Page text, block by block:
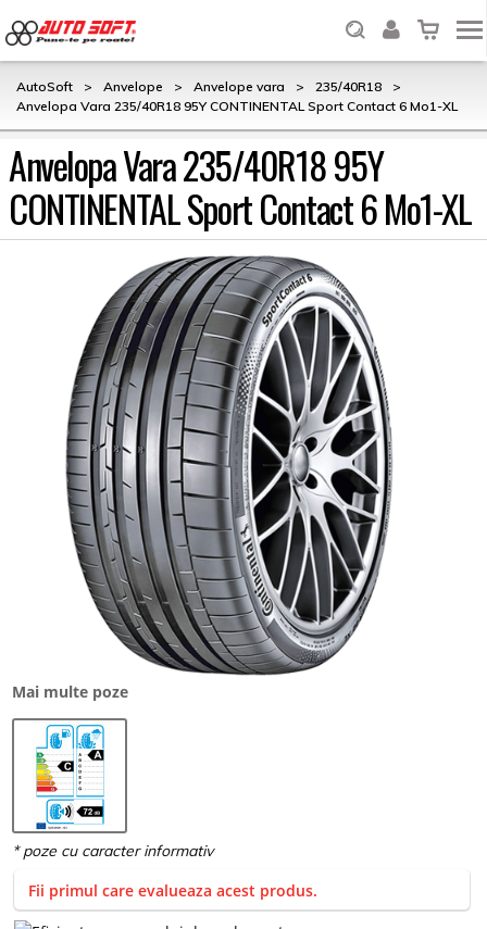
AutoSoft > Anvelope > Anvelope vara > 235/40R18
>
Anvelopa Vara 235/40R18 95Y CONTINENTAL Sport Contact 6 Mo1-XL
Anvelopa Vara 235/40R18 95Y
CONTINENTAL Sport Contact 6 Mo1-XL
Mai multe poze
Fii primul care evalueaza acest produs.